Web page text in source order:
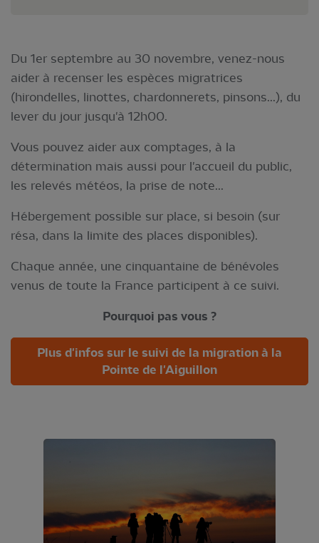
Du 1er septembre au 30 novembre, venez-nous
aider à recenser les espèces migratrices
(hirondelles, linottes, chardonnerets, pinsons...), du
lever du jour jusqu'à 12h00.
Vous pouvez aider aux comptages, à la
détermination mais aussi pour l'accueil du public,
les relevés météos, la prise de note...
Hébergement possible sur place, si besoin (sur
résa, dans la limite des places disponibles).
Chaque année, une cinquantaine de bénévoles
venus de toute la France participent à ce suivi.
Pourquoi pas vous ?
Plus d'infos sur le suivi de la migration à la
Pointe de l'Aiguillon